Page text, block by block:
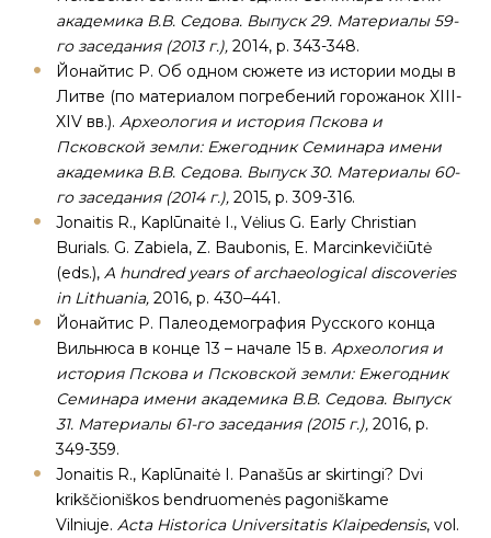
академика В.В. Седова. Выпуск 29. Материалы 59-
го заседания (2013 г.), 2014, p. 343-348.
Йонайтис Р. Об одном сюжете из истории моды в
Литве (по материалом погребений горожанок XIII-
XIV вв.). Археология и история Пскова и
Псковской земли: Ежегодник Семинара имени
академика В.В. Седова. Выпуск 30. Материалы 60-
го заседания (2014 г.), 2015, p. 309-316.
Jonaitis R., Kaplūnaitė I., Vėlius G. Early Christian
Burials. G. Zabiela, Z. Baubonis, E. Marcinkevičiūtė
(eds.), A hundred years of archaeological discoveries
in Lithuania, 2016, p. 430–441.
Йонайтис Р. Палеодемография Русского конца
Вильнюса в конце 13 – начале 15 в. Археология и
история Пскова и Псковской земли: Ежегодник
Семинара имени академика В.В. Седова. Выпуск
31. Материалы 61-го заседания (2015 г.), 2016, p.
349-359.
Jonaitis R., Kaplūnaitė I. Panašūs ar skirtingi? Dvi
krikščioniškos bendruomenės pagoniškame
Vilniuje. Acta Historica Universitatis Klaipedensis, vol.